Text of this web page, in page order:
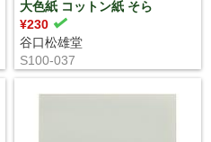
大色紙 コットン紙 そら
¥230
谷口松雄堂
S100-037